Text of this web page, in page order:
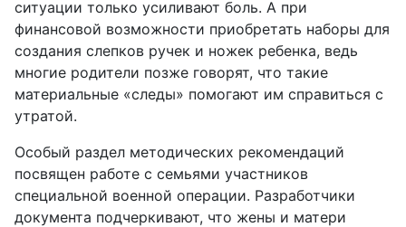
ситуации только усиливают боль. А при
финансовой возможности приобретать наборы для
создания слепков ручек и ножек ребенка, ведь
многие родители позже говорят, что такие
материальные «следы» помогают им справиться с
утратой.
Особый раздел методических рекомендаций
посвящен работе с семьями участников
специальной военной операции. Разработчики
документа подчеркивают, что жены и матери